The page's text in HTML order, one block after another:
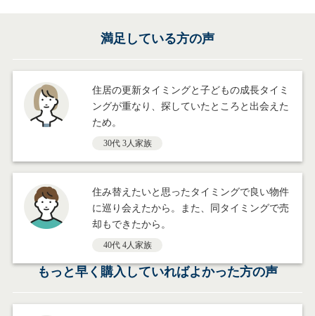
満足している方の声
住居の更新タイミングと子どもの成長タイミ
ングが重なり、探していたところと出会えた
ため。
30代 3人家族
住み替えたいと思ったタイミングで良い物件
に巡り会えたから。また、同タイミングで売
却もできたから。
40代 4人家族
もっと早く 購入していればよかった方の声